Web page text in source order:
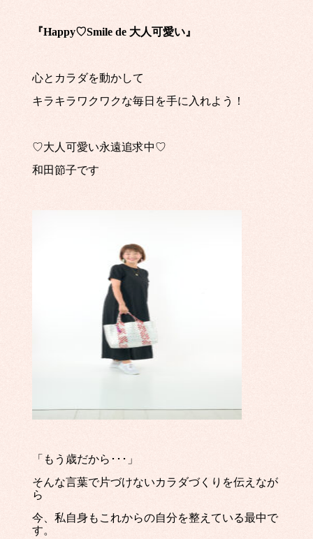
『Happy♡Smile de 大人可愛い』
心とカラダを動かして
キラキラワクワクな毎日を手に入れよう！
♡大人可愛い永遠追求中♡
和田節子です
「もう歳だから･･･」
そんな言葉で片づけないカラダづくりを伝えなが
ら
今、私自身もこれからの自分を整えている最中で
す。